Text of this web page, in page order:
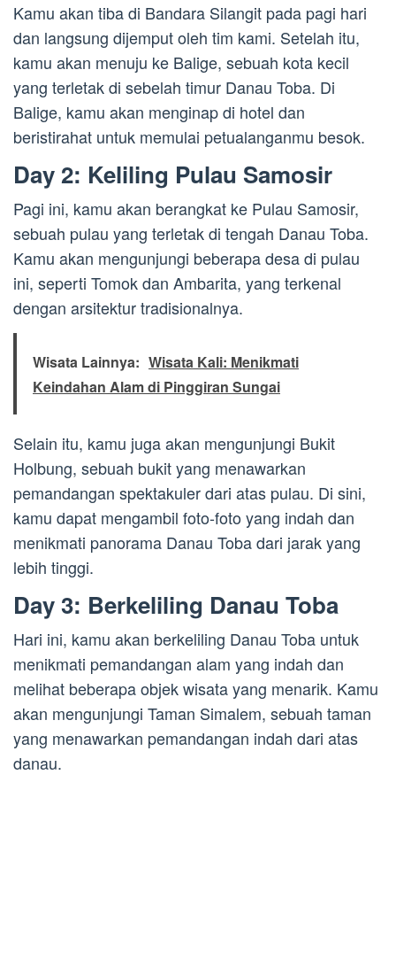
Kamu akan tiba di Bandara Silangit pada pagi hari
dan langsung dijemput oleh tim kami. Setelah itu,
kamu akan menuju ke Balige, sebuah kota kecil
yang terletak di sebelah timur Danau Toba. Di
Balige, kamu akan menginap di hotel dan
beristirahat untuk memulai petualanganmu besok.
Day 2: Keliling Pulau Samosir
Pagi ini, kamu akan berangkat ke Pulau Samosir,
sebuah pulau yang terletak di tengah Danau Toba.
Kamu akan mengunjungi beberapa desa di pulau
ini, seperti Tomok dan Ambarita, yang terkenal
dengan arsitektur tradisionalnya.
Wisata Lainnya: Wisata Kali: Menikmati
Keindahan Alam di Pinggiran Sungai
Selain itu, kamu juga akan mengunjungi Bukit
Holbung, sebuah bukit yang menawarkan
pemandangan spektakuler dari atas pulau. Di sini,
kamu dapat mengambil foto-foto yang indah dan
menikmati panorama Danau Toba dari jarak yang
lebih tinggi.
Day 3: Berkeliling Danau Toba
Hari ini, kamu akan berkeliling Danau Toba untuk
menikmati pemandangan alam yang indah dan
melihat beberapa objek wisata yang menarik. Kamu
akan mengunjungi Taman Simalem, sebuah taman
yang menawarkan pemandangan indah dari atas
danau.